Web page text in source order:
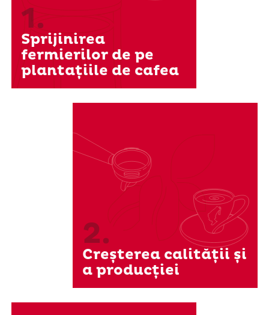
1.
Sprijinirea
fermierilor de pe
plantațiile de cafea
2.
Creșterea calității și
a producției